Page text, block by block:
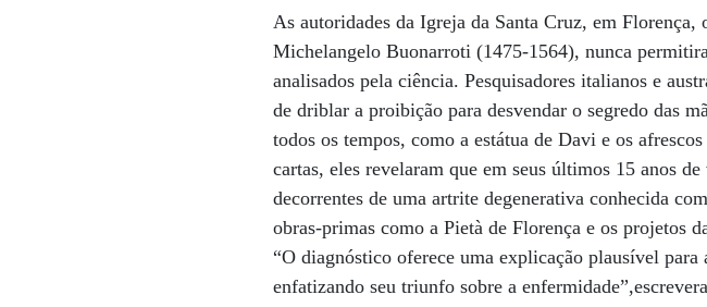
As autoridades da Igreja da Santa Cruz, em Florença,
Michelangelo Buonarroti (1475-1564), nunca
analisados pela ciência. Pesquisadores italianos e
de driblar a proibição para desvendar o segredo das
todos os tempos, como a estátua de Davi e os
cartas, eles revelaram que em seus últimos 15 anos
decorrentes de uma artrite degenerativa conhecida
obras-primas como a Pietà de Florença e os projetos
“O diagnóstico oferece uma explicação plausível
enfatizando seu triunfo sobre a